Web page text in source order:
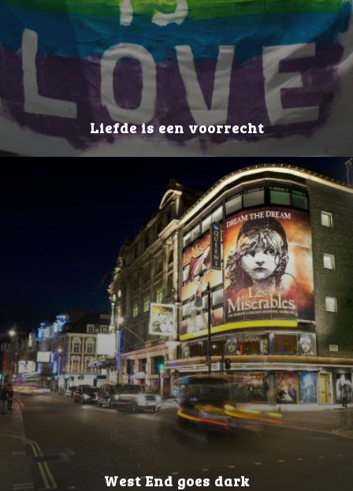
Liefde is een voorrecht
West End goes dark